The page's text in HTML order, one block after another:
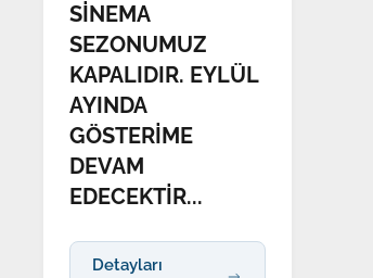
SİNEMA
SEZONUMUZ
KAPALIDIR. EYLÜL
AYINDA
GÖSTERİME
DEVAM
EDECEKTİR...
Detayları